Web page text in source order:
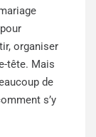
organiser
tête. Mais
de
s’y